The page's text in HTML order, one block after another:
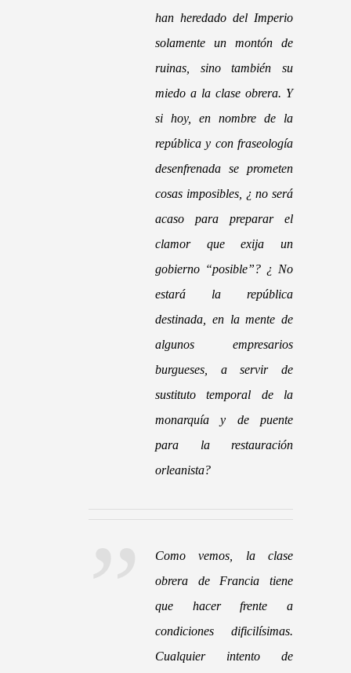
han heredado del Imperio
solamente un montón de
ruinas, sino también su
miedo a la clase obrera. Y
si hoy, en nombre de la
república y con fraseología
desenfrenada se prometen
cosas imposibles, ¿ no será
acaso para preparar el
clamor que exija un
gobierno “posible”? ¿ No
estará la república
destinada, en la mente de
algunos empresarios
burgueses, a servir de
sustituto temporal de la
monarquía y de puente
para la restauración
orleanista?
Como vemos, la clase
obrera de Francia tiene
que hacer frente a
condiciones dificilísimas.
Cualquier intento de